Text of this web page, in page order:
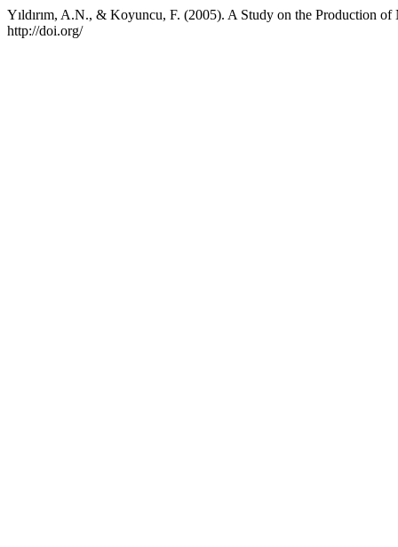
Yıldırım, A.N., & Koyuncu, F. (2005). A Study on the Production
http://doi.org/